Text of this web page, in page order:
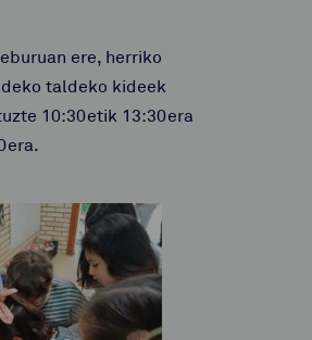
ere, herriko
taldeko kideek
10:30etik 13:30era